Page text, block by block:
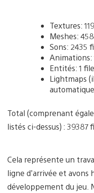
Textures:
Meshes:
Sons: 2435
Animations:
Entités: 1
Lightmaps
Total (comprenant
listés ci-dessus) : 39387
Cela représente un
ligne d’arrivée et
développement du jeu.